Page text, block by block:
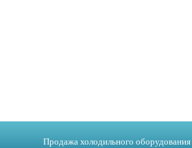
Продажа холодильного оборудования